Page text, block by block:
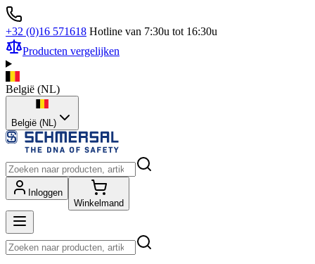
+32 (0)16 571618 Hotline van 7:30u tot 16:30u
Producten vergelijken
België (NL)
België (NL)
Inloggen
Winkelmand